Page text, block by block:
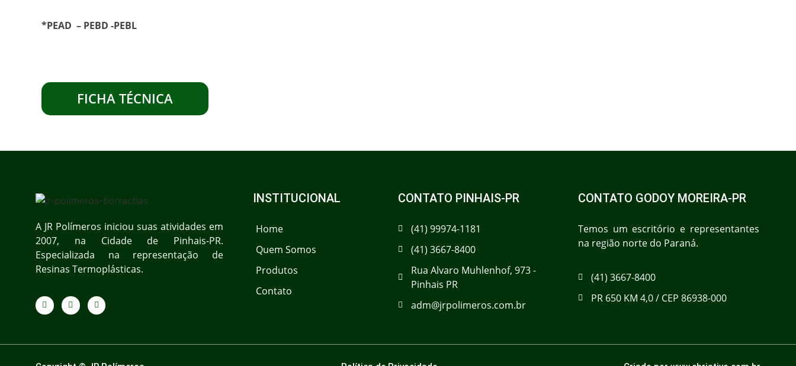
*PEAD – PEBD -PEBL
FICHA TÉCNICA
A JR Polímeros iniciou suas atividades em
2007, na Cidade de Pinhais-PR.
Especializada na representação de
Resinas Termoplásticas.
INSTITUCIONAL
Home
Quem Somos
Produtos
Contato
CONTATO PINHAIS-PR
(41) 99974-1181
(41) 3667-8400
Rua Alvaro Muhlenhof, 973 -
Pinhais PR
adm@jrpolimeros.com.br
CONTATO GODOY MOREIRA-PR
Temos um escritório e representantes
na região norte do Paraná.
(41) 3667-8400
PR 650 KM 4,0 / CEP 86938-000